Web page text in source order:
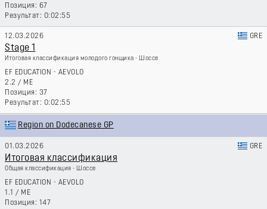
67
0:02:55
12.03.2026 GRE
Stage 1
Итоговая классификация молодого гонщика - Шоссе
EF EDUCATION - AEVOLO
2.2 / ME
37
0:02:55
Region on Dodecanese GP
01.03.2026 GRE
Итоговая классификация
Общая классификация - Шоссе
EF EDUCATION - AEVOLO
1.1 / ME
147